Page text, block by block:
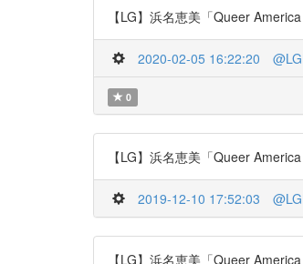
【LG】浜名恵美「Queer
2020-02-05 16:22:20
0
【LG】浜名恵美「Queer
2019-12-10 17:52:03
【LG】浜名恵美「Queer